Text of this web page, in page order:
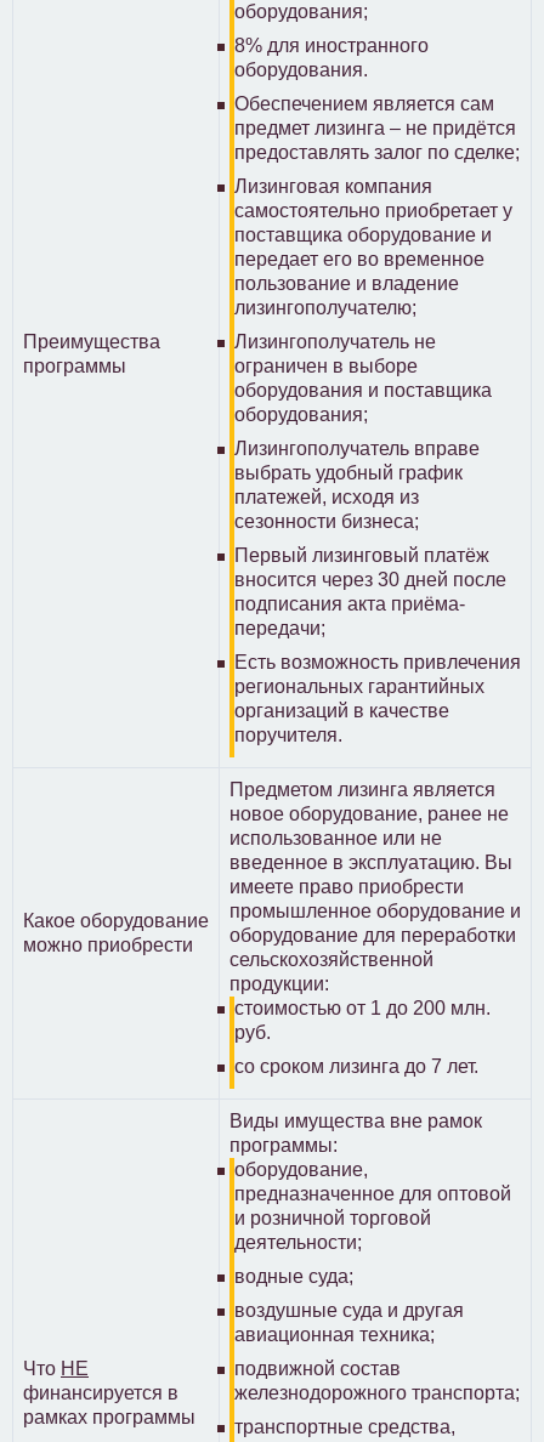
Преимущества
программы
оборудования;
8% для иностранного
оборудования.
Обеспечением является сам
предмет лизинга – не придётся
предоставлять залог по сделке;
Лизинговая компания
самостоятельно приобретает у
поставщика оборудование и
передает его во временное
пользование и владение
лизингополучателю;
Лизингополучатель не
ограничен в выборе
оборудования и поставщика
оборудования;
Лизингополучатель вправе
выбрать удобный график
платежей, исходя из
сезонности бизнеса;
Первый лизинговый платёж
вносится через 30 дней после
подписания акта приёма-
передачи;
Есть возможность привлечения
региональных гарантийных
организаций в качестве
поручителя.
Какое оборудование
можно приобрести
Предметом лизинга является
новое оборудование, ранее не
использованное или не
введенное в эксплуатацию. Вы
имеете право приобрести
промышленное оборудование и
оборудование для переработки
сельскохозяйственной
продукции:
стоимостью от 1 до 200 млн.
руб.
со сроком лизинга до 7 лет.
Что НЕ
финансируется в
рамках программы
Виды имущества вне рамок
программы:
оборудование,
предназначенное для оптовой
и розничной торговой
деятельности;
водные суда;
воздушные суда и другая
авиационная техника;
подвижной состав
железнодорожного транспорта;
транспортные средства,